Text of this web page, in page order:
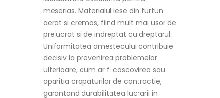
meserias. Materialul iese din furtun
aerat si cremos, fiind mult mai usor de
prelucrat si de indreptat cu dreptarul.
Uniformitatea amestecului contribuie
decisiv la prevenirea problemelor
ulterioare, cum ar fi coscovirea sau
aparitia crapaturilor de contractie,
garantand durabilitatea lucrarii in